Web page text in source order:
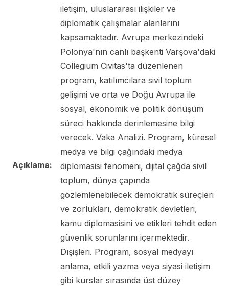
Açıklama:
iletişim, uluslararası ilişkiler ve
diplomatik çalışmalar alanlarını
kapsamaktadır. Avrupa merkezindeki
Polonya'nın canlı başkenti Varşova'daki
Collegium Civitas'ta düzenlenen
program, katılımcılara sivil toplum
gelişimi ve orta ve Doğu Avrupa ile
sosyal, ekonomik ve politik dönüşüm
süreci hakkında derinlemesine bilgi
verecek. Vaka Analizi. Program, küresel
medya ve bilgi çağındaki medya
diplomasisi fenomeni, dijital çağda sivil
toplum, dünya çapında
gözlemlenebilecek demokratik süreçleri
ve zorlukları, demokratik devletleri,
kamu diplomasisini ve etikleri tehdit eden
güvenlik sorunlarını içermektedir.
Dışişleri. Program, sosyal medyayı
anlama, etkili yazma veya siyasi iletişim
gibi kurslar sırasında üst düzey